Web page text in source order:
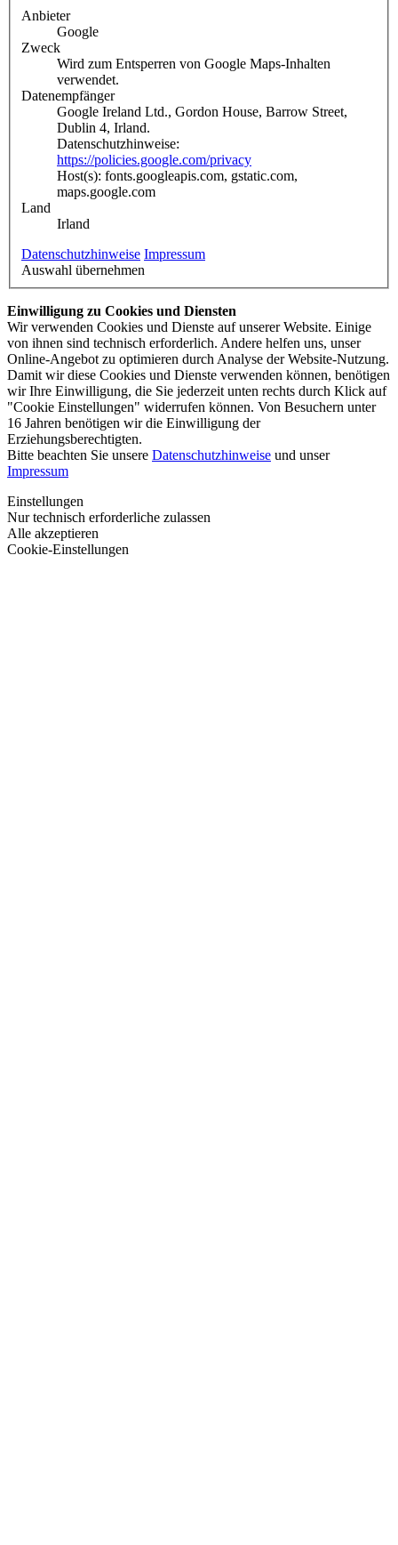
Anbieter
Google
Zweck
Wird zum Entsperren von Google Maps-Inhalten
verwendet.
Datenempfänger
Google Ireland Ltd., Gordon House, Barrow Street,
Dublin 4, Irland.
Datenschutzhinweise:
https://policies.google.com/privacy
Host(s): fonts.googleapis.com, gstatic.com,
maps.google.com
Land
Irland
Datenschutzhinweise Impressum
Auswahl übernehmen
Einwilligung zu Cookies und Diensten
Wir verwenden Cookies und Dienste auf unserer Website. Einige
von ihnen sind technisch erforderlich. Andere helfen uns, unser
Online-Angebot zu optimieren durch Analyse der Website-Nutzung.
Damit wir diese Cookies und Dienste verwenden können, benötigen
wir Ihre Einwilligung, die Sie jederzeit unten rechts durch Klick auf
"Cookie Einstellungen" widerrufen können. Von Besuchern unter
16 Jahren benötigen wir die Einwilligung der
Erziehungsberechtigten.
Bitte beachten Sie unsere Datenschutzhinweise und unser
Impressum
Einstellungen
Nur technisch erforderliche zulassen
Alle akzeptieren
Cookie-Einstellungen